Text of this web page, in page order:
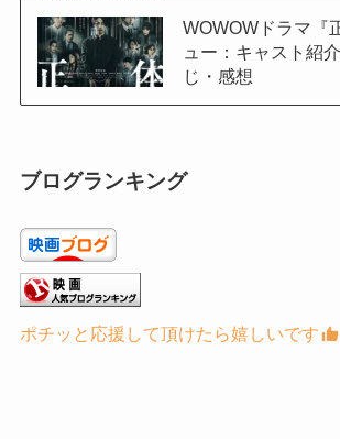
WOWOWドラマ『
ュー：キャスト紹
じ・感想
ブログランキング
ポチッと応援して頂けたら嬉しいです